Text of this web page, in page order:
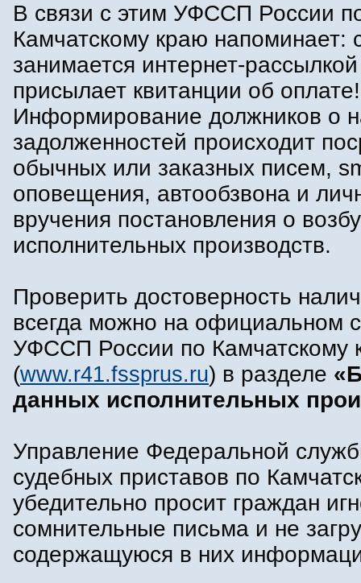
В связи с этим УФССП России
Камчатскому краю напоминает:
занимается интернет-
присылает квитанции об оплате!
Информирование должников о
задолженностей происходит
обычных или заказных писем,
оповещения, автообзвона и
вручения постановления о
исполнительных производств.
Проверить достоверность
всегда можно на официальном
УФССП России по Камчатскому
(www.r41.fssprus.ru) в разделе
данных исполнительных
Управление Федеральной
судебных приставов по
убедительно просит граждан
сомнительные письма и не
содержащуюся в них